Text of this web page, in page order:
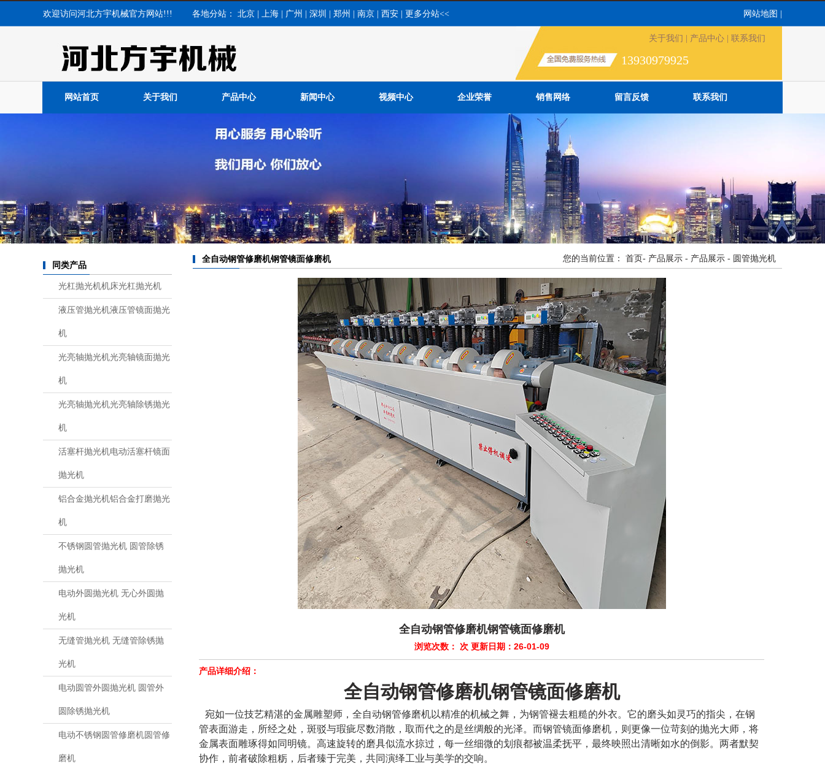
欢迎访问河北方宇机械官方网站!!! 各地分站： 北京 上海 广州 深圳 郑州 南京 西安 更多分站<< 网站地图
关于我们 产品中心 联系我们
13930979925
网站首页 关于我们 产品中心 新闻中心
公司新闻
常见问题
视频中心 企业荣誉 销售网络 留言反馈 联系我们
同类产品
光杠抛光机机床光杠抛光机
液压管抛光机液压管镜面抛光
机
光亮轴抛光机光亮轴镜面抛光
机
光亮轴抛光机光亮轴除锈抛光
机
活塞杆抛光机电动活塞杆镜面
抛光机
铝合金抛光机铝合金打磨抛光
机
不锈钢圆管抛光机 圆管除锈
抛光机
电动外圆抛光机 无心外圆抛
光机
无缝管抛光机 无缝管除锈抛
光机
电动圆管外圆抛光机 圆管外
圆除锈抛光机
电动不锈钢圆管修磨机圆管修
磨机
全自动钢管修磨机钢管镜面修磨机 您的当前位置： 首页- 产品展示 - 产品展示 - 圆管抛光机
全自动钢管修磨机钢管镜面修磨机
浏览次数： 次 更新日期：26-01-09
产品详细介绍：
全自动钢管修磨机钢管镜面修磨机
宛如一位技艺精湛的金属雕塑师，全自动钢管修磨机以精准的机械之舞，为钢管褪去粗糙的外衣。它的磨头如灵巧的指尖，在钢
管表面游走，所经之处，斑驳与瑕疵尽数消散，取而代之的是丝绸般的光泽。而钢管镜面修磨机，则更像一位苛刻的抛光大师，将
金属表面雕琢得如同明镜。高速旋转的磨具似流水掠过，每一丝细微的划痕都被温柔抚平，最终映照出清晰如水的倒影。两者默契
协作，前者破除粗粝，后者臻于完美，共同演绎工业与美学的交响。